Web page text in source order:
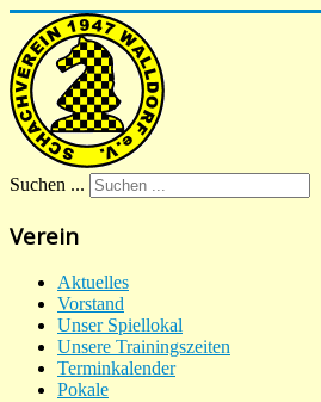
Suchen ...
Verein
Aktuelles
Vorstand
Unser Spiellokal
Unsere Trainingszeiten
Terminkalender
Pokale